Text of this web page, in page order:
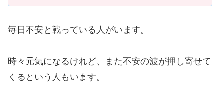
毎日不安と戦っている人がいます。
時々元気になるけれど、また不安の波が押し寄せて
くるという人もいます。